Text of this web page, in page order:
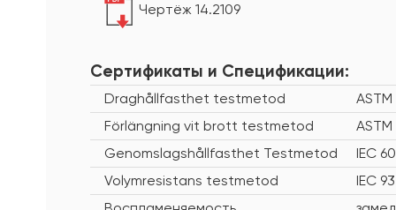
Чертёж 14.2109
Сертификаты и Cпецификации:
Draghållfasthet testmetod
ASTM
Förlängning vit brott testmetod
ASTM
Genomslagshållfasthet Testmetod
IEC
Volymresistans testmetod
IEC 93